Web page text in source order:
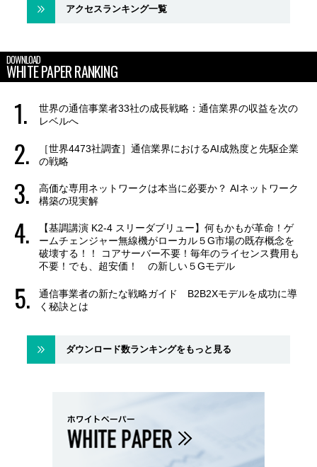
アクセスランキング一覧
DOWNLOAD
WHITE PAPER RANKING
世界の通信事業者33社の成長戦略：通信業界の収益を次の
レベルへ
［世界4473社調査］通信業界におけるAI成熟度と先駆企業
の戦略
高価な専用ネットワークは本当に必要か？ AIネットワーク
構築の現実解
【基調講演 K2-4 スリーダブリュー】何もかもが革命！ゲ
ームチェンジャー無線機がローカル５G市場の既存概念を
破壊する！！ コアサーバー不要！毎年のライセンス費用も
不要！でも、超安価！ の新しい５Gモデル
通信事業者の新たな戦略ガイド B2B2Xモデルを成功に導
く秘訣とは
ダウンロード数ランキングをもっと見る